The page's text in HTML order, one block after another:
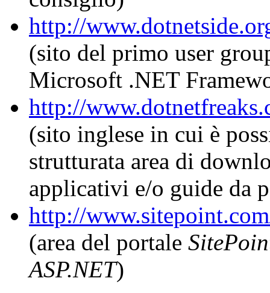
http://
(sito del primo user
Microsoft .NET
http://
(sito inglese in cui è
strutturata area di
applicativi e/o guide da
http://
(area del portale
ASP.NET)